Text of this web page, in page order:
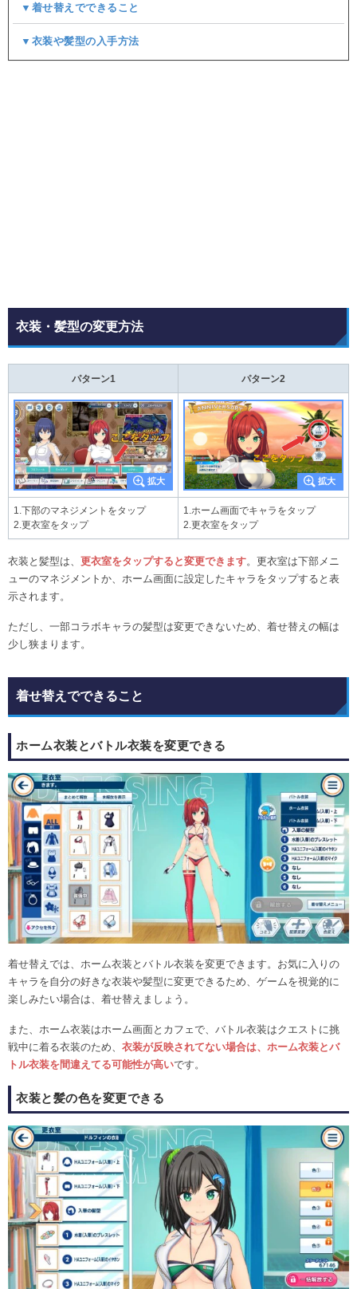
▼着せ替えでできること
▼衣装や髪型の入手方法
衣装・髪型の変更方法
パターン1 パターン2
1.下部のマネジメントをタップ
2.更衣室をタップ
1.ホーム画面でキャラをタップ
2.更衣室をタップ
衣装と髪型は、 更衣室をタップすると変更できます。更衣室は下部メニ
ューのマネジメントか、ホーム画面に設定したキャラをタップすると表
示されます。
ただし、一部コラボキャラの髪型は変更できないため、着せ替えの幅は
少し狭まります。
着せ替えでできること
ホーム衣装とバトル衣装を変更できる
着せ替えでは、ホーム衣装とバトル衣装を変更できます。お気に入りの
キャラを自分の好きな衣装や髪型に変更できるため、ゲームを視覚的に
楽しみたい場合は、着せ替えましょう。
また、ホーム衣装はホーム画面とカフェで、バトル衣装はクエストに挑
戦中に着る衣装のため、 衣装が反映されてない場合は、ホーム衣装とバ
トル衣装を間違えてる可能性が高いです。
衣装と髪の色を変更できる